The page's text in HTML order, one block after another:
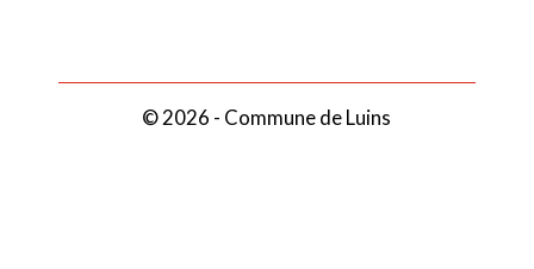
© 2026 - Commune de Luins